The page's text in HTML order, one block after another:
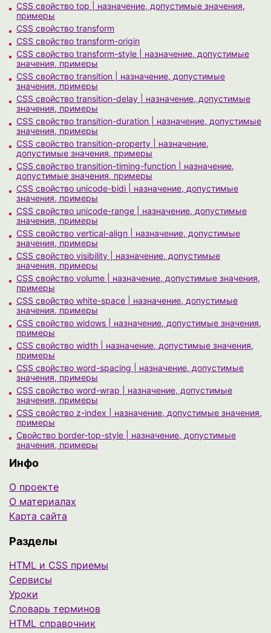
CSS свойство top | назначение, допустимые значения,
примеры
CSS свойство transform
CSS свойство transform-origin
CSS свойство transform-style | назначение, допустимые
значения, примеры
CSS свойство transition | назначение, допустимые
значения, примеры
CSS свойство transition-delay | назначение, допустимые
значения, примеры
CSS свойство transition-duration | назначение, допустимые
значения, примеры
CSS свойство transition-property | назначение,
допустимые значения, примеры
CSS свойство transition-timing-function | назначение,
допустимые значения, примеры
CSS свойство unicode-bidi | назначение, допустимые
значения, примеры
CSS свойство unicode-range | назначение, допустимые
значения, примеры
CSS свойство vertical-align | назначение, допустимые
значения, примеры
CSS свойство visibility | назначение, допустимые
значения, примеры
CSS свойство volume | назначение, допустимые значения,
примеры
CSS свойство white-space | назначение, допустимые
значения, примеры
CSS свойство widows | назначение, допустимые значения,
примеры
CSS свойство width | назначение, допустимые значения,
примеры
CSS свойство word-spacing | назначение, допустимые
значения, примеры
CSS свойство word-wrap | назначение, допустимые
значения, примеры
CSS свойство z-index | назначение, допустимые значения,
примеры
Свойство border-top-style | назначение, допустимые
значения, примеры
Инфо
О проекте
О материалах
Карта сайта
Разделы
HTML и CSS приемы
Сервисы
Уроки
Cловарь терминов
HTML справочник